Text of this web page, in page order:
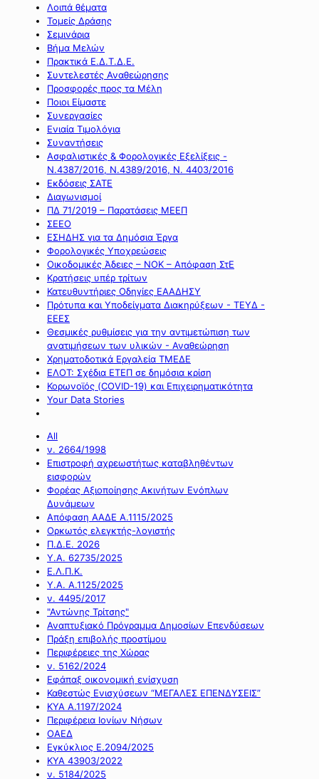
Λοιπά θέματα
Τομείς Δράσης
Σεμινάρια
Βήμα Μελών
Πρακτικά Ε.Δ.Τ.Δ.Ε.
Συντελεστές Αναθεώρησης
Προσφορές προς τα Μέλη
Ποιοι Είμαστε
Συνεργασίες
Ενιαία Τιμολόγια
Συναντήσεις
Ασφαλιστικές & Φορολογικές Εξελίξεις -
Ν.4387/2016, Ν.4389/2016, Ν. 4403/2016
Εκδόσεις ΣΑΤΕ
Διαγωνισμοί
ΠΔ 71/2019 – Παρατάσεις ΜΕΕΠ
ΣΕΕΟ
ΕΣΗΔΗΣ για τα Δημόσια Έργα
Φορολογικές Υποχρεώσεις
Οικοδομικές Άδειες – ΝΟΚ – Απόφαση ΣτΕ
Κρατήσεις υπέρ τρίτων
Κατευθυντήριες Οδηγίες ΕΑΑΔΗΣΥ
Πρότυπα και Υποδείγματα Διακηρύξεων - ΤΕΥΔ -
ΕΕΕΣ
Θεσμικές ρυθμίσεις για την αντιμετώπιση των
ανατιμήσεων των υλικών - Αναθεώρηση
Χρηματοδοτικά Εργαλεία ΤΜΕΔΕ
ΕΛΟΤ: Σχέδια ΕΤΕΠ σε δημόσια κρίση
Κορωνοϊός (COVID-19) και Επιχειρηματικότητα
Your Data Stories
All
ν. 2664/1998
Επιστροφή αχρεωστήτως καταβληθέντων
εισφορών
Φορέας Αξιοποίησης Ακινήτων Ενόπλων
Δυνάμεων
Απόφαση ΑΑΔΕ Α.1115/2025
Ορκωτός ελεγκτής-λογιστής
Π.Δ.Ε. 2026
Υ.Α. 62735/2025
Ε.Λ.Π.Κ.
Υ.Α. Α.1125/2025
ν. 4495/2017
"Αντώνης Τρίτσης"
Αναπτυξιακό Πρόγραμμα Δημοσίων Επενδύσεων
Πράξη επιβολής προστίμου
Περιφέρειες της Χώρας
ν. 5162/2024
Εφάπαξ οικονομική ενίσχυση
Καθεστώς Ενισχύσεων “ΜΕΓΑΛΕΣ ΕΠΕΝΔΥΣΕΙΣ”
ΚΥΑ Α.1197/2024
Περιφέρεια Ιονίων Νήσων
ΟΑΕΔ
Εγκύκλιος Ε.2094/2025
ΚΥΑ 43903/2022
ν. 5184/2025